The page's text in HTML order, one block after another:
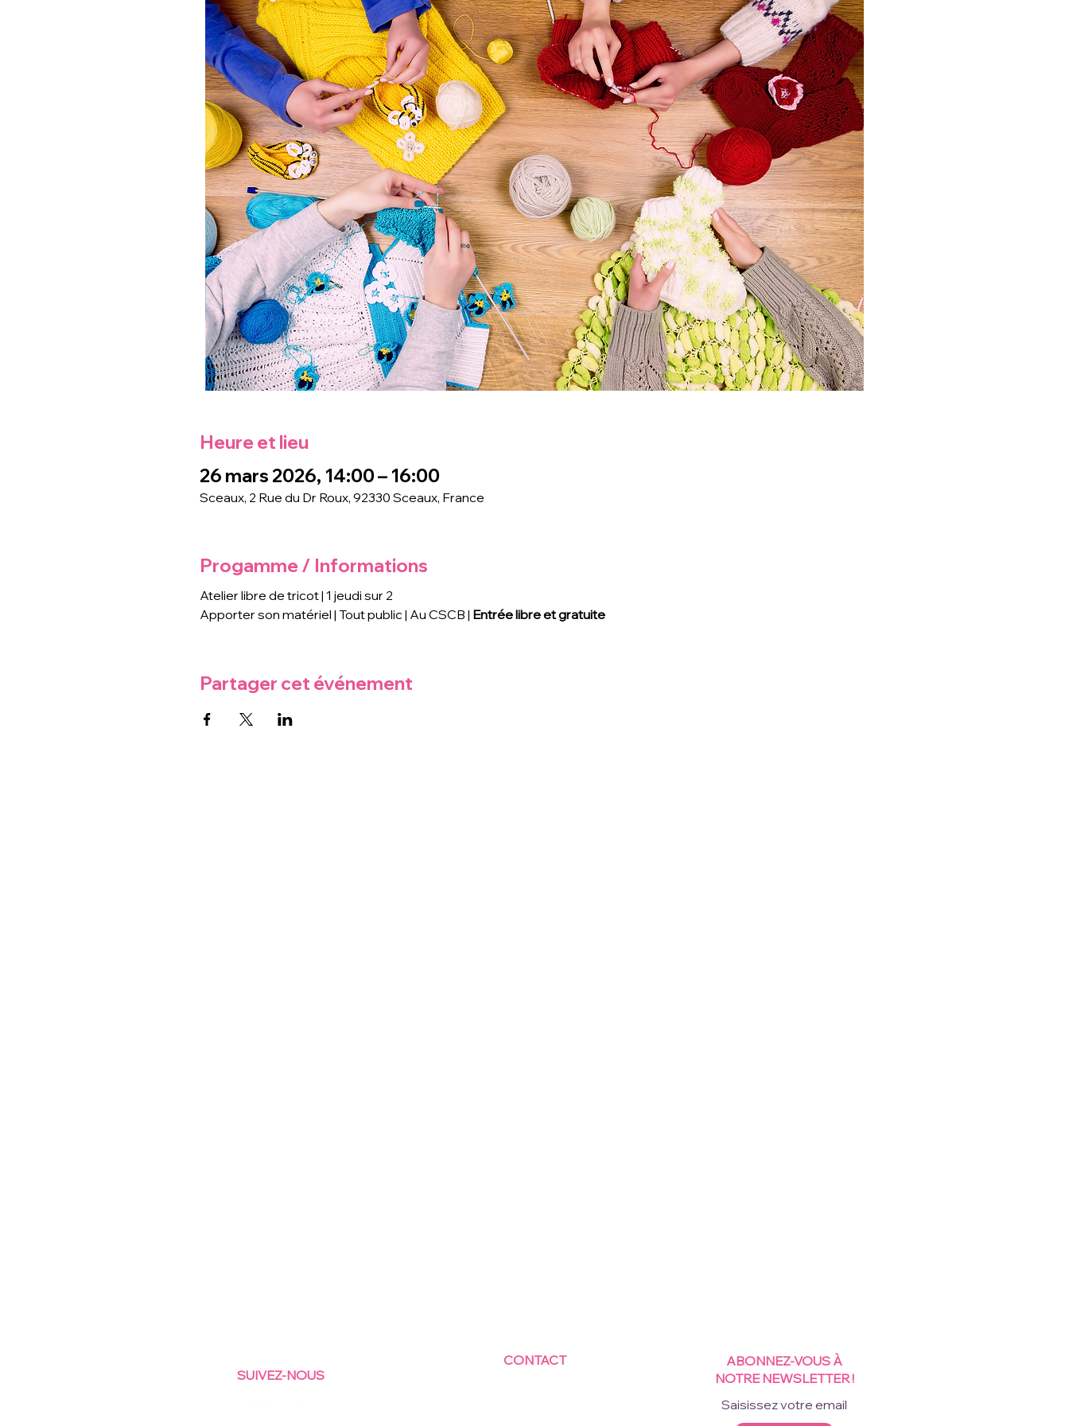
Heure et lieu
26 mars 2026, 14:00 – 16:00
Sceaux, 2 Rue du Dr Roux, 92330 Sceaux, France
Progamme / Informations
Atelier libre de tricot | 1 jeudi sur 2
Apporter son matériel | Tout public | Au CSCB | Entrée libre et gratuite
Partager cet événement
SUIVEZ-NOUS
CONTACT
ABONNEZ-VOUS À
NOTRE NEWSLETTER !